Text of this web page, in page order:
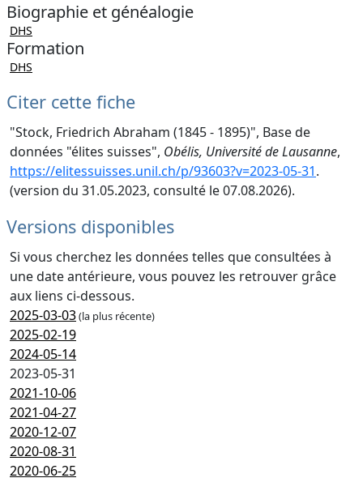
Biographie et généalogie
DHS
Formation
DHS
Citer cette fiche
"Stock, Friedrich Abraham (1845 - 1895)", Base de
données "élites suisses", Obélis, Université de Lausanne,
https://elitessuisses.unil.ch/p/93603?v=2023-05-31.
(version du 31.05.2023, consulté le 07.08.2026).
Versions disponibles
Si vous cherchez les données telles que consultées à
une date antérieure, vous pouvez les retrouver grâce
aux liens ci-dessous.
2025-03-03(la plus récente)
2025-02-19
2024-05-14
2023-05-31
2021-10-06
2021-04-27
2020-12-07
2020-08-31
2020-06-25